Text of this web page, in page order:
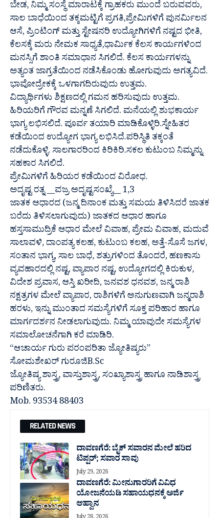
ಬೇಡ, ನಿಮ್ಮ ಸಂಸ್ಥೆ ಮಾರಾಟಕ್ಕೆ ಗ್ರಾಹಕರು ಮುಂದೆ ಬರುವವರು,
ಸಾಲ ಬಾಧೆಯಿಂದ ತಕ್ಕಮಟ್ಟಿಗೆ ಪ್ರಗತಿ,ಪ್ರೇಮಿಗಳಿಗೆ ಪುನರ್ಮಿಲನ
ಆಸೆ, ಪ್ರಿಂಟಿಂಗ್ ಮತ್ತು ಸ್ಟೇಷನರಿ ಉದ್ಯೋಗಿಗಳಿಗೆ ನಷ್ಟದ ಭೀತಿ,
ಕೆಲಸಕ್ಕೆ ಮರು ನೇಮಕ ಸಾಧ್ಯತೆ,ಧಾರ್ಮಿಕ ಕೆಲಸ ಕಾರ್ಯಗಳಿಂದ
ಮನಸ್ಸಿಗೆ ಶಾಂತಿ ಸಮಾಧಾನ ಸಿಗಲಿದೆ. ಕೆಲಸ ಕಾರ್ಯಗಳನ್ನು
ಅತ್ಯಂತ ಜಾಗ್ರತೆಯಿಂದ ನಡೆಸಿಕೊಂಡು ಹೋಗುವುದು ಅಗತ್ಯವಿದೆ.
ಭಾವೋದ್ರೇಕಕ್ಕೆ ಒಳಗಾಗದಿರುವುದು ಉತ್ತಮ.
ವಿದ್ಯಾರ್ಥಿಗಳು ಶಿಕ್ಷಣದಲ್ಲಿ ಗಮನ ಹರಿಸುವುದು ಉತ್ತಮ.
ಹಿರಿಯರಿಗೆ ಗೌರವ ಮನ್ನಣೆ ಸಿಗಲಿದೆ. ಮನೆಯಲ್ಲಿ ಶುಭಕಾರ್ಯ
ಭಾಗ್ಯ ಲಭಿಸಲಿದೆ. ಪೂರ್ವ ತಯಾರಿ ಮಾಡಿಕೊಳ್ಳಿರಿ.ಸ್ನೇಹಿತರ
ಕಡೆಯಿಂದ ಉದ್ಯೋಗ ಭಾಗ್ಯ ಲಭಿಸಿದೆ.ಪರಿಸ್ಥಿತಿ ತಕ್ಕಂತೆ
ನಡೆದುಕೊಳ್ಳಿ. ಸಾಲಗಾರರಿಂದ ಕಿರಿಕಿರಿ.ಸಕಲ ಕುಟುಂಬ ನಿಮ್ಮನ್ನು
ಸಹಕಾರ ಸಿಗಲಿದೆ.
ಪ್ರೇಮಿಗಳಿಗೆ ಹಿರಿಯರ ಕಡೆಯಿಂದ ವಿರೋಧ.
ಅದೃಷ್ಟ ರತ್ನ __ವಜ್ರ ಅದೃಷ್ಟಸಂಖ್ಯೆ__ 1,3
ಜಾತಕ ಆಧಾರದ (ಜನ್ಮ ದಿನಾಂಕ ಮತ್ತು ಸಮಯ ತಿಳಿಸಿದರೆ ಜಾತಕ
ಬರೆದು ತಿಳಿಸಲಾಗುವುದು) ಜಾತಕದ ಆಧಾರ ಹಾಗೂ
ಹಸ್ತಸಾಮುದ್ರಿಕೆ ಆಧಾರ ಮೇಲೆ ವಿವಾಹ, ಪ್ರೇಮ ವಿವಾಹ, ಮದುವೆ
ಸಾಲಾವಳಿ, ದಾಂಪತ್ಯ ಕಲಹ, ಕುಟುಂಬ ಕಲಹ, ಅತ್ತೆ-ಸೊಸೆ ಜಗಳ,
ಸಂತಾನ ಭಾಗ್ಯ, ಸಾಲ ಬಾಧೆ, ಶತ್ರುಗಳಿಂದ ತೊಂದರೆ, ಹಣಕಾಸು
ವ್ಯವಹಾರದಲ್ಲಿ ನಷ್ಟ, ವ್ಯಾಪಾರ ನಷ್ಟ, ಉದ್ಯೋಗದಲ್ಲಿ ಕಿರುಕುಳ,
ವಿದೇಶ ಪ್ರವಾಸ, ಆಸ್ತಿ ಖರೀದಿ, ಜನವಶ ಧನವಶ, ಜನ್ಮ ರಾಶಿ
ನಕ್ಷತ್ರಗಳ ಮೇಲೆ ವ್ಯಾಪಾರ, ರಾಶಿಗಳಿಗೆ ಅನುಗುಣವಾಗಿ ಜನ್ಮರಾಶಿ
ಹರಳು, ಇನ್ನು ಮುಂತಾದ ಸಮಸ್ಯೆಗಳಿಗೆ ಸೂಕ್ತ ಪರಿಹಾರ ಹಾಗೂ
ಮಾರ್ಗದರ್ಶನ ನೀಡಲಾಗುವುದು. ನಿಮ್ಮ ಯಾವುದೇ ಸಮಸ್ಯೆಗಳ
ಸಮಾಲೋಚನೆಗಾಗಿ ಕರೆ ಮಾಡಿರಿ.
“ಆಚಾರ್ಯ ಗುರು ಪರಂಪರಿತಾ ಜ್ಯೋತಿಷ್ಯರು”
ಸೋಮಶೇಖರ್ ಗುರೂಜಿB.Sc
ಜ್ಯೋತಿಷ್ಯ ಶಾಸ್ತ್ರ, ವಾಸ್ತುಶಾಸ್ತ್ರ, ಸಂಖ್ಯಾಶಾಸ್ತ್ರ ಹಾಗೂ ನಾಡಿಶಾಸ್ತ್ರ
ಪರಿಣಿತರು.
Mob. 93534 88403
RELATED NEWS
ದಾವಣಗೆರೆ: ಬೈಕ್ ಸವಾರನ ಮೇಲೆ ಹರಿದ
ಟಿಪ್ಪರ್; ಸವಾರ ಸಾವು
July 29, 2026
ದಾವಣಗೆರೆ: ಮೀನುಗಾರರಿಗೆ ವಿವಿಧ
ಯೋಜನೆಯಡಿ ಸಹಾಯಧನಕ್ಕೆ ಅರ್ಜಿ
ಆಹ್ವಾನ